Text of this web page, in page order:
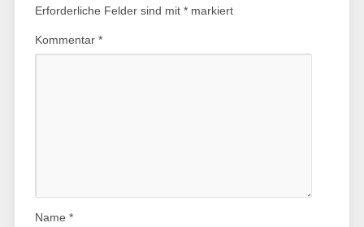
Erforderliche Felder sind mit *markiert
Kommentar *
Name *